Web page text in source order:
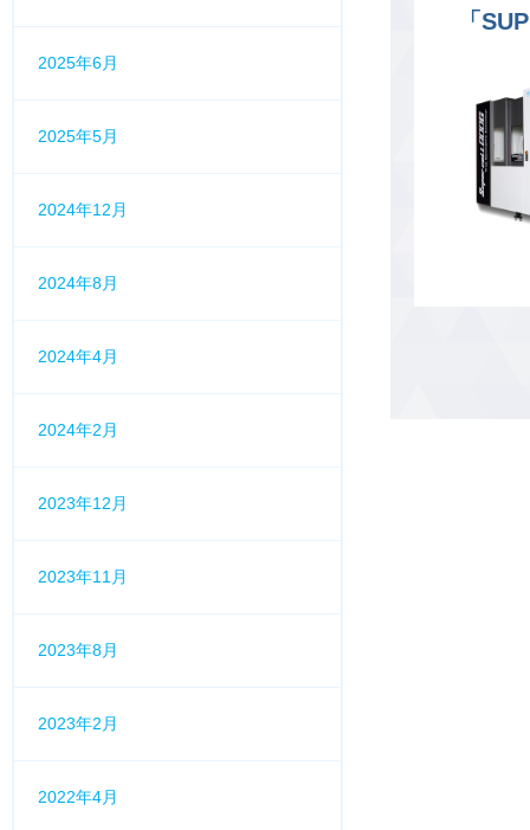
「
2025年6月
2025年5月
2024年12月
2024年8月
2024年4月
2024年2月
2023年12月
2023年11月
2023年8月
2023年2月
2022年4月